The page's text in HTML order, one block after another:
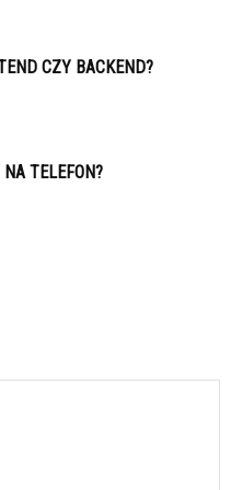
CZY BACKEND?
TELEFON?